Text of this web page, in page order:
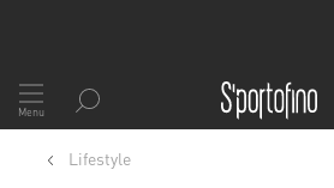
Przejdź
do
treści
Menu
Lifestyle